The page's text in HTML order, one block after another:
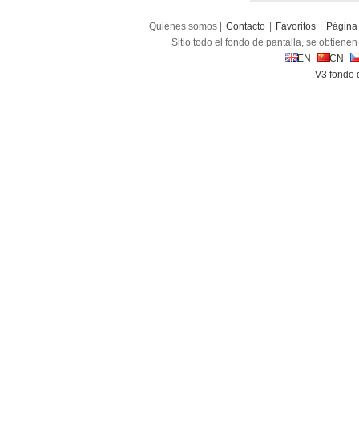
Quiénes somos | Contacto Favoritos
Sitio todo el fondo de pantalla, se
EN
CN
V3 fondo